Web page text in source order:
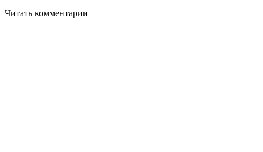
Читать комментарии